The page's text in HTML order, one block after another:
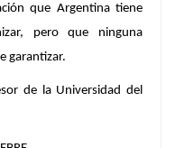
que Argentina tiene
pero que ninguna
garantizar.
de la Universidad del